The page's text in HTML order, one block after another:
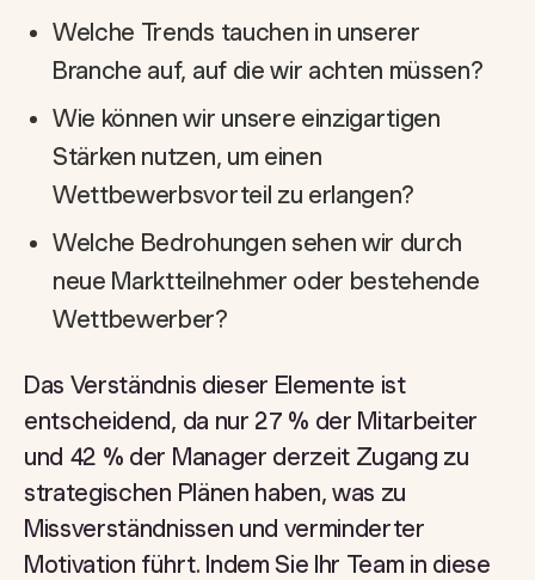
Welche Trends tauchen in unserer
Branche auf, auf die wir achten müssen?
Wie können wir unsere einzigartigen
Stärken nutzen, um einen
Wettbewerbsvorteil zu erlangen?
Welche Bedrohungen sehen wir durch
neue Marktteilnehmer oder bestehende
Wettbewerber?
Das Verständnis dieser Elemente ist
entscheidend, da nur 27 % der Mitarbeiter
und 42 % der Manager derzeit Zugang zu
strategischen Plänen haben, was zu
Missverständnissen und verminderter
Motivation führt. Indem Sie Ihr Team in diese